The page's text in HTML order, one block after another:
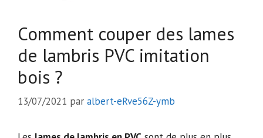
Comment couper des lames
de lambris PVC imitation
bois ?
13/07/2021 par albert-eRve56Z-ymb